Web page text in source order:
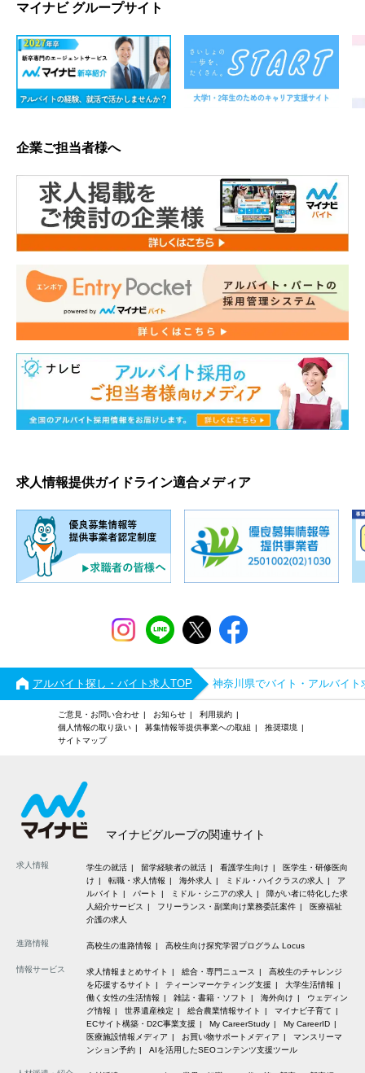
マイナビ グループサイト
企業ご担当者様へ
求人情報提供ガイドライン適合メディア
アルバイト探し・バイト求人TOP 神奈川県でバイト・アルバイト
ご意見・お問い合わせ お知らせ
利用規約
個人情報の取り扱い
募集情報等提供事業への取組
推奨環境
サイトマップ
マイナビグループの関連サイト
求人情報 学生の就活 留学経験者の就活 看護学生向け
医学生・研修医向
け
転職・求人情報 海外求人 ミドル・ハイクラスの求人
ア
ルバイト
パート ミドル・シニアの求人
障がい者に特化した求
人紹介サービス
フリーランス・副業向け業務委託案件
医療福祉
介護の求人
進路情報 高校生の進路情報 高校生向け探究学習プログラム Locus
情報サービス 求人情報まとめサイト 総合・専門ニュース
高校生のチャレンジ
を応援するサイト
ティーンマーケティング支援
大学生活情報
働く女性の生活情報
雑誌・書籍・ソフト 海外向け
ウェディン
グ情報
世界遺産検定 総合農業情報サイト
マイナビ子育て
ECサイト構築・D2C事業支援
My CareerStudy
My CareerID
医療施設情報メディア
お買い物サポートメディア
マンスリーマ
ンション予約
AIを活用したSEOコンテンツ支援ツール